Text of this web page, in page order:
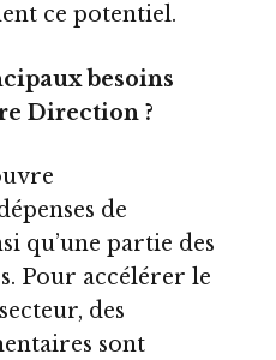
ce potentiel.
besoins
Direction ?
de
qu’une partie des
Pour accélérer le
des
sont